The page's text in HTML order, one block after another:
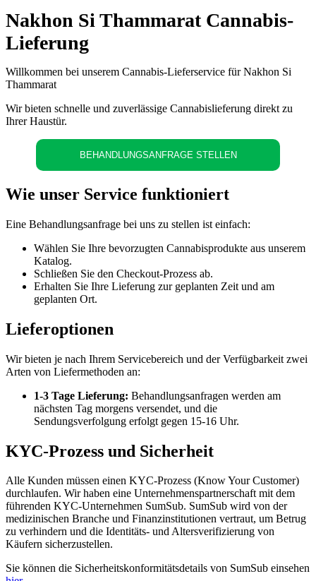
Nakhon Si Thammarat Cannabis-
Lieferung
Willkommen bei unserem Cannabis-Lieferservice für Nakhon Si
Thammarat
Wir bieten schnelle und zuverlässige Cannabislieferung direkt zu
Ihrer Haustür.
BEHANDLUNGSANFRAGE STELLEN
Wie unser Service funktioniert
Eine Behandlungsanfrage bei uns zu stellen ist einfach:
Wählen Sie Ihre bevorzugten Cannabisprodukte aus unserem
Katalog.
Schließen Sie den Checkout-Prozess ab.
Erhalten Sie Ihre Lieferung zur geplanten Zeit und am
geplanten Ort.
Lieferoptionen
Wir bieten je nach Ihrem Servicebereich und der Verfügbarkeit zwei
Arten von Liefermethoden an:
1-3 Tage Lieferung: Behandlungsanfragen werden am
nächsten Tag morgens versendet, und die
Sendungsverfolgung erfolgt gegen 15-16 Uhr.
KYC-Prozess und Sicherheit
Alle Kunden müssen einen KYC-Prozess (Know Your Customer)
durchlaufen. Wir haben eine Unternehmenspartnerschaft mit dem
führenden KYC-Unternehmen SumSub. SumSub wird von der
medizinischen Branche und Finanzinstitutionen vertraut, um Betrug
zu verhindern und die Identitäts- und Altersverifizierung von
Käufern sicherzustellen.
Sie können die Sicherheitskonformitätsdetails von SumSub einsehen